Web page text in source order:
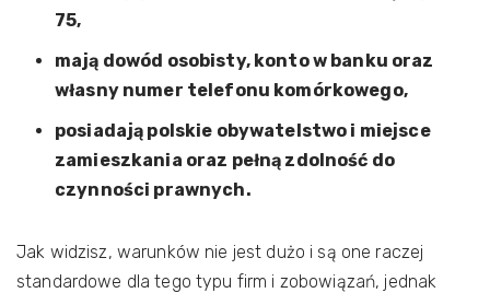
75,
mają dowód osobisty, konto w banku oraz
własny numer telefonu komórkowego,
posiadają polskie obywatelstwo i miejsce
zamieszkania oraz pełną zdolność do
czynności prawnych.
Jak widzisz, warunków nie jest dużo i są one raczej
standardowe dla tego typu firm i zobowiązań, jednak